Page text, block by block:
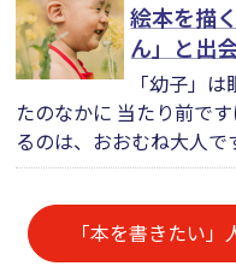
絵本を描
ん」と出
「幼子」
たのなかに 当たり前で
るのは、おおむね大人で
「本を書きたい